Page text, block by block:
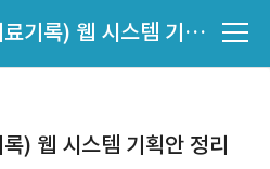
한방 EHR(병원의료기록) 웹 시스템 기획안 정리
) 웹 시스템 기획안 정리